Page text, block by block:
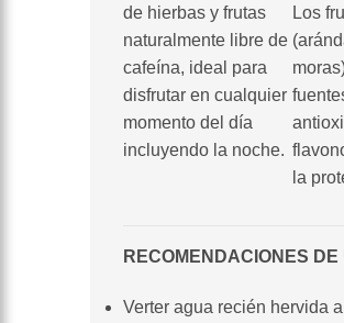
de hierbas y frutas
naturalmente libre de
cafeína, ideal para
disfrutar en cualquier
momento del día
incluyendo la noche.
Los
la
RECOMENDACIONES DE
Verter agua recién hervida